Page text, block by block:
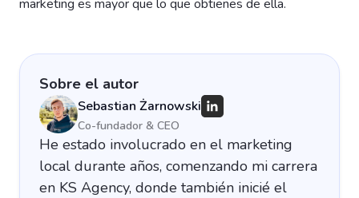
marketing es mayor que lo que obtienes de ella.
Sobre el autor
Sebastian Żarnowski
Co-fundador & CEO
He estado involucrado en el marketing
local durante años, comenzando mi carrera
en KS Agency, donde también inicié el